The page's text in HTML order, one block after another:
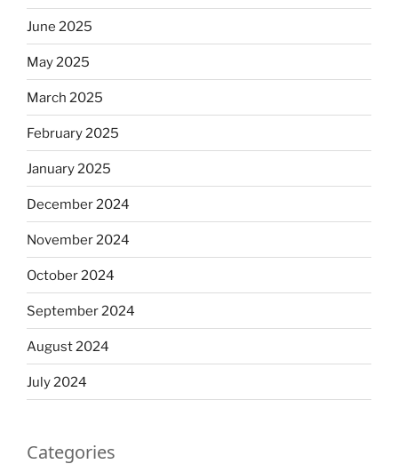
June 2025
May 2025
March 2025
February 2025
January 2025
December 2024
November 2024
October 2024
September 2024
August 2024
July 2024
Categories